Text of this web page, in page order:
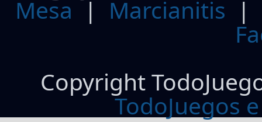
Mesa | Marcianitis |
Copyright
TodoJuegos